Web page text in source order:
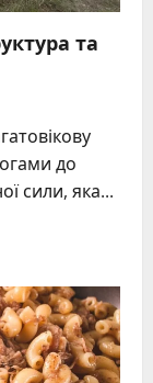
та
до
сили, яка...